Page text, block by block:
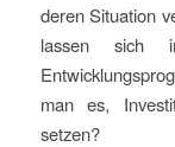
deren Situation
lassen sich
man es,
setzen?